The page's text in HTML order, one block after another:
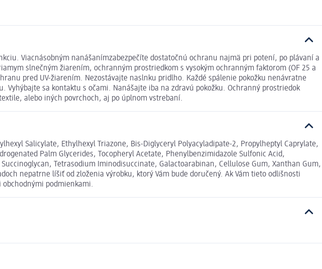
Viacnásobným nanášanímzabezpečíte dostatočnú ochranu najmä pri potení, po plávaní a
slnečným žiarením, ochranným prostriedkom s vysokým ochranným faktorom (OF 25 a
pred UV-žiarením. Nezostávajte naslnku pridlho. Každé spálenie pokožku nenávratne
sa kontaktu s očami. Nanášajte iba na zdravú pokožku. Ochranný prostriedok
alebo iných povrchoch, aj po úplnom vstrebaní.
Salicylate, Ethylhexyl Triazone, Bis-Diglyceryl Polyacyladipate-2, Propylheptyl Caprylate,
Palm Glycerides, Tocopheryl Acetate, Phenylbenzimidazole Sulfonic Acid,
Tetrasodium Iminodisuccinate, Galactoarabinan, Cellulose Gum, Xanthan Gum,
nepatrne líšiť od zloženia výrobku, ktorý Vám bude doručený. Ak Vám tieto odlišnosti
obchodnými podmienkami.